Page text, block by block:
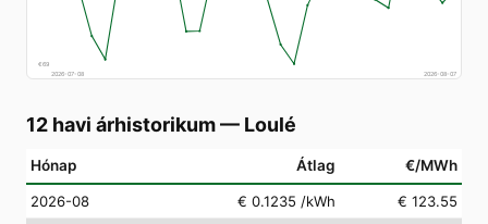
€69
2026-07-08
2026-08-07
12 havi árhistorikum— Loulé
Hónap Átlag €/MWh
2026-08 € 0.1235 /kWh
€ 123.55